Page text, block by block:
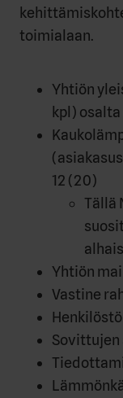
toimialaan.
Yhtiön
kpl) osalta
12 (20)
Tällä
Yhtiön
Vastine
Sovittujen